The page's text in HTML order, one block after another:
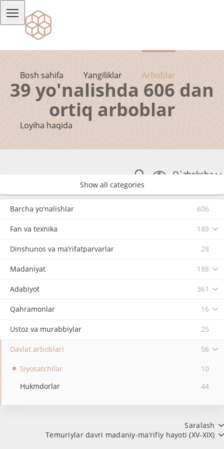
Bosh sahifa Yangiliklar Arboblar
Loyiha haqida
O`zbekcha
39 yo'nalishda 606 dan
ortiq arboblar
Show all categories
Barcha yo'nalishlar 606
Fan va texnika 189
Dinshunos va ma’rifatparvarlar 28
Madaniyat 188
Adabiyot 361
Qahramonlar 16
Ustoz va murabbiylar 25
Davlat arboblari 56
Siyosatchilar
10
Hukmdorlar
44
Saralash
Temuriylar davri madaniy-ma’rifiy hayoti (XV-XIX)